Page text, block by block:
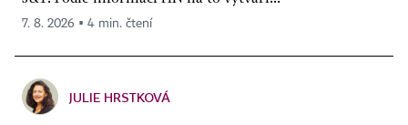
7. 8. 2026 ▪ 4 min. čtení
JULIE HRSTKOVÁ